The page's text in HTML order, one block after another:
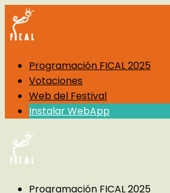
Programación FICAL 2025
Votaciones
Web del Festival
Instalar WebApp
Programación FICAL 2025